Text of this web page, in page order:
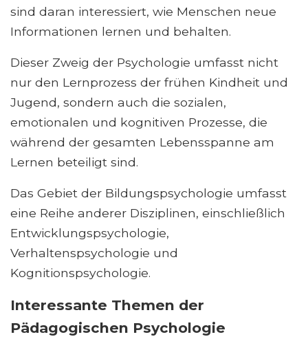
sind daran interessiert, wie Menschen neue
Informationen lernen und behalten.
Dieser Zweig der Psychologie umfasst nicht
nur den Lernprozess der frühen Kindheit und
Jugend, sondern auch die sozialen,
emotionalen und kognitiven Prozesse, die
während der gesamten Lebensspanne am
Lernen beteiligt sind.
Das Gebiet der Bildungspsychologie umfasst
eine Reihe anderer Disziplinen, einschließlich
Entwicklungspsychologie,
Verhaltenspsychologie und
Kognitionspsychologie.
Interessante Themen der
Pädagogischen Psychologie